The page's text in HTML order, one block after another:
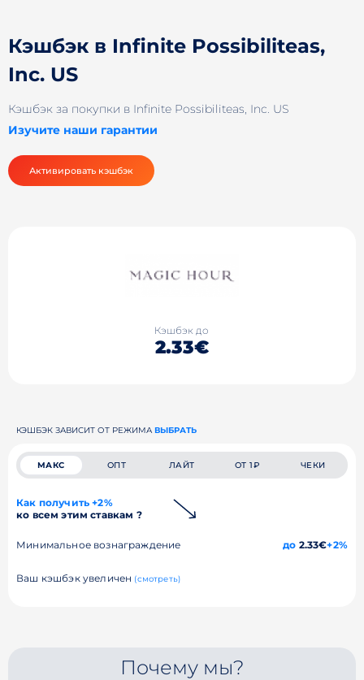
Кэшбэк в Infinite Possibiliteas,
Inc. US
Кэшбэк за покупки в Infinite Possibiliteas, Inc. US
Изучите наши гарантии
Активировать кэшбэк
Кэшбэк до
2.33€
КЭШБЭК ЗАВИСИТ ОТ РЕЖИМА ВЫБРАТЬ
МАКС ОПТ ЛАЙТ ОТ 1₽ ЧЕКИ
Как получить +2%
ко всем этим ставкам ?
Минимальное вознаграждение до 2.33€+2%
Ваш кэшбэк увеличен (смотреть)
Почему мы?